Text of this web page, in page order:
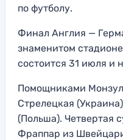
по футболу.
Финал Англия —
знаменитом
состоится 31 июля и
Помощниками
Стрелецкая
(Польша). Четвертая
Фраппар из